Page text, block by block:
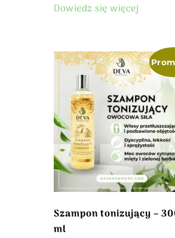
Dowiedz się więcej
Szampon tonizujący –
ml